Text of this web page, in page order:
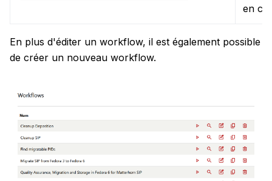
en
En plus d'éditer un workflow, il est également possible
de créer un nouveau workflow.